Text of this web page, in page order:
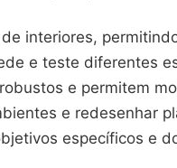
interiores,
e teste diferentes
e permitem
e redesenhar
específicos e